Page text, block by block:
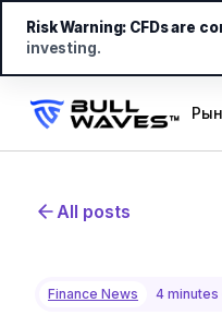
All posts
Finance News 4
Risk Warning: CFDs are
investing.